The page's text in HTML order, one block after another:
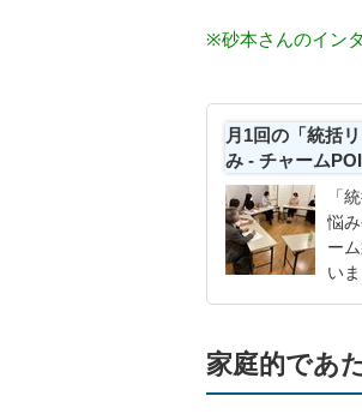
※砂本さんのイン
月1回の「統括
み - チャーム
「
悩
ー
いま
家庭的であ